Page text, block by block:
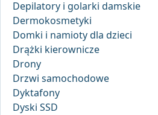
Depilatory i golarki damskie
Dermokosmetyki
Domki i namioty dla dzieci
Drążki kierownicze
Drony
Drzwi samochodowe
Dyktafony
Dyski SSD